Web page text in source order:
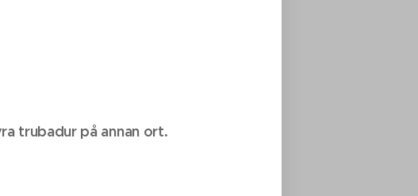
trubadur på annan ort.